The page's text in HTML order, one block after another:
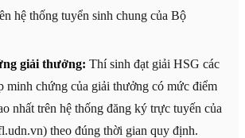
hệ thống tuyển sinh chung của Bộ
giải thưởng: Thí sinh đạt giải HSG các
minh chứng của giải thưởng có mức điểm
nhất trên hệ thống đăng ký trực tuyến của
theo đúng thời gian quy định.